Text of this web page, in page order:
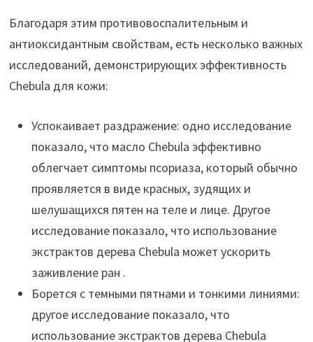
Благодаря этим противовоспалительным и
антиоксидантным свойствам, есть несколько важных
исследований, демонстрирующих эффективность
Chebula для кожи:
Успокаивает раздражение: одно исследование
показало, что масло Chebula эффективно
облегчает симптомы псориаза, который обычно
проявляется в виде красных, зудящих и
шелушащихся пятен на теле и лице. Другое
исследование показало, что использование
экстрактов дерева Chebula может ускорить
заживление ран .
Борется с темными пятнами и тонкими линиями:
другое исследование показало, что
использование экстрактов дерева Chebula